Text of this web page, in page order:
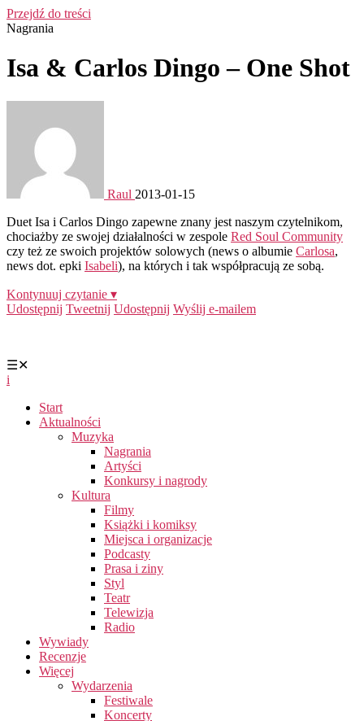
Przejdź do treści
Nagrania
Isa & Carlos Dingo – One Shot
Raul 2013-01-15
Duet Isa i Carlos Dingo zapewne znany jest naszym czytelnikom,
chociażby ze swojej działalności w zespole Red Soul Community
czy też ze swoich projektów solowych (news o albumie Carlosa,
news dot. epki Isabeli), na których i tak współpracują ze sobą.
Kontynuuj czytanie ▾
Udostępnij Tweetnij Udostępnij Wyślij e-mailem
☰✕
i
Start
Aktualności
Muzyka
Nagrania
Artyści
Konkursy i nagrody
Kultura
Filmy
Książki i komiksy
Miejsca i organizacje
Podcasty
Prasa i ziny
Styl
Teatr
Telewizja
Radio
Wywiady
Recenzje
Więcej
Wydarzenia
Festiwale
Koncerty